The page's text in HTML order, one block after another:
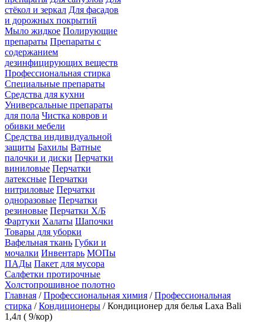
стёкол и зеркал Для фасадов
и дорожных покрытий
Мыло жидкое Полирующие
препараты Препараты с
содержанием
дезинфицирующих веществ
Профессиональная стирка
Специальные препараты
Средства для кухни
Универсальные препараты
для пола Чистка ковров и
обивки мебели
Средства индивидуальной
защиты Бахилы Ватные
палочки и диски Перчатки
виниловые Перчатки
латексные Перчатки
нитриловые Перчатки
одноразовые Перчатки
резиновые Перчатки Х/Б
Фартуки Халаты Шапочки
Товары для уборки
Вафельная ткань Губки и
мочалки Инвентарь МОПы
ПАДы Пакет для мусора
Салфетки протирочные
Холстопрошивное полотно
Главная /Профессиональная химия /Профессиональная
стирка /Кондиционеры / Кондиционер для белья Laxa Bali
1,4л ( 9/кор)